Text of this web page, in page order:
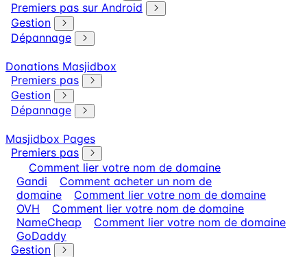
Premiers pas sur Android
Gestion
Dépannage
Donations Masjidbox
Premiers pas
Gestion
Dépannage
Masjidbox Pages
Premiers pas
Comment lier votre nom de domaine
Gandi
Comment acheter un nom de
domaine
Comment lier votre nom de domaine
OVH
Comment lier votre nom de domaine
NameCheap
Comment lier votre nom de domaine
GoDaddy
Gestion